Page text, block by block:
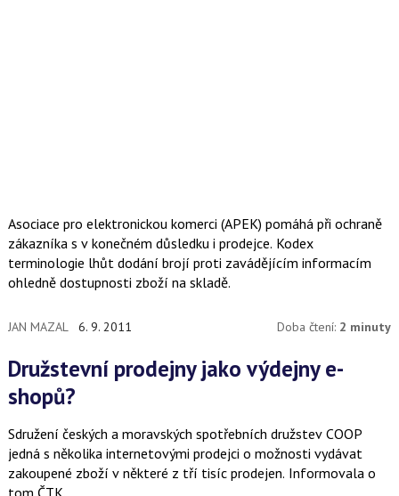
Asociace pro elektronickou komerci (APEK) pomáhá při ochraně
zákazníka s v konečném důsledku i prodejce. Kodex
terminologie lhůt dodání brojí proti zavádějícím informacím
ohledně dostupnosti zboží na skladě.
JAN MAZAL 6. 9. 2011 Doba čtení: 2 minuty
Družstevní prodejny jako výdejny e-
shopů?
Sdružení českých a moravských spotřebních družstev COOP
jedná s několika internetovými prodejci o možnosti vydávat
zakoupené zboží v některé z tří tisíc prodejen. Informovala o